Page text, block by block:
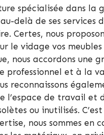
spécialisée dans la
delà de ses services
Certes, nous
le vidage vos
nous accordons une
professionnel et à la
reconnaissons
l’espace de travail et
ou inutilisés.
nous sommes en